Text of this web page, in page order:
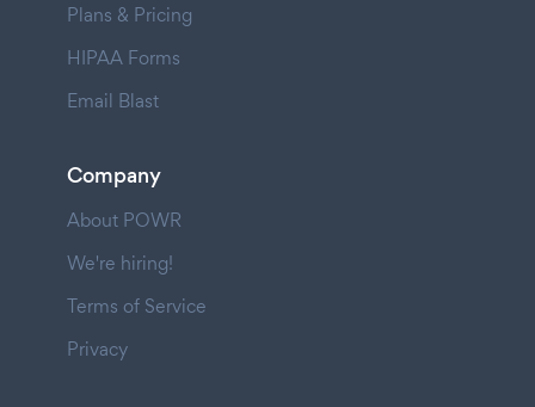
Plans & Pricing
HIPAA Forms
Email Blast
Company
About POWR
We're hiring!
Terms of Service
Privacy